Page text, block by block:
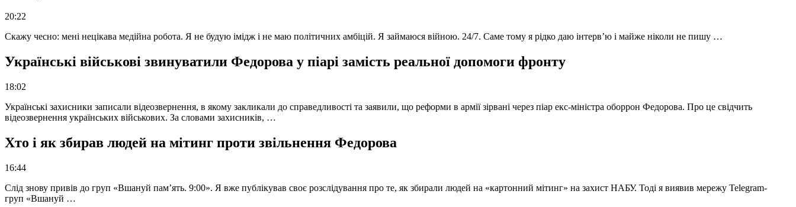
20:22
Скажу чесно: мені нецікава медійна робота. Я не будую імідж і не маю політичних амбіцій. Я займаюся війною. 24/7. Саме тому я рідко даю інтерв’ю і майже ніколи не пишу …
Українські військові звинуватили Федорова у піарі замість реальної допомоги фронту
18:02
Українські захисники записали відеозвернення, в якому закликали до справедливості та заявили, що реформи в армії зірвані через піар екс-міністра оборрон Федорова. Про це свідчить
відеозвернення українських військових. За словами захисників, …
Хто і як збирав людей на мітинг проти звільнення Федорова
16:44
Слід знову привів до груп «Вшануй пам’ять. 9:00». Я вже публікував своє розслідування про те, як збирали людей на «картонний мітинг» на захист НАБУ. Тоді я виявив мережу Telegram-
груп «Вшануй …